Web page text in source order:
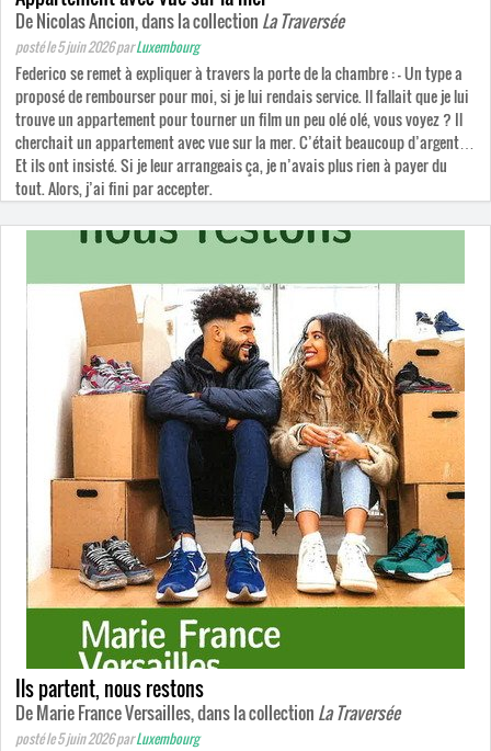
De Nicolas Ancion, dans la collection La Traversée
posté le 5 juin 2026parLuxembourg
Federico se remet à expliquer à travers la porte de la chambre : — Un type a
proposé de rembourser pour moi, si je lui rendais service. Il fallait que je lui
trouve un appartement pour tourner un film un peu olé olé, vous voyez ? Il
cherchait un appartement avec vue sur la mer. C’était beaucoup d’argent…
Et ils ont insisté. Si je leur arrangeais ça, je n’avais plus rien à payer du
tout. Alors, j’ai fini par accepter.
Ils partent, nous restons
De Marie France Versailles, dans la collection La Traversée
posté le 5 juin 2026parLuxembourg